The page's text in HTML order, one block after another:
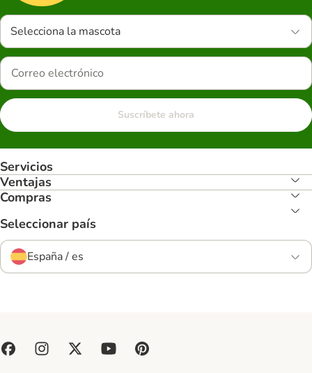
Selecciona la mascota
Suscríbete ahora
Servicios
Ventajas
Compras
Seleccionar país
España / es